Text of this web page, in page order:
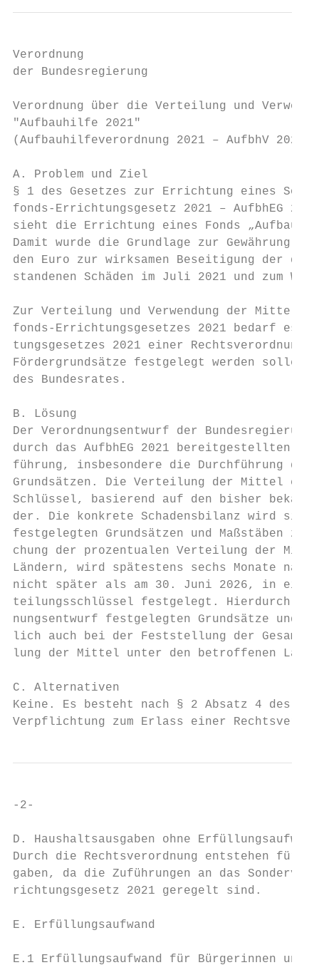
Verordnung
der Bundesregierung
Verordnung über die Verteilung und
"Aufbauhilfe 2021"
(Aufbauhilfeverordnung 2021 – AufbhV 2021)
A. Problem und Ziel
§ 1 des Gesetzes zur Errichtung eines
fonds-Errichtungsgesetz 2021 – AufbhEG
sieht die Errichtung eines Fonds
Damit wurde die Grundlage zur
den Euro zur wirksamen Beseitigung der
standenen Schäden im Juli 2021 und zum
Zur Verteilung und Verwendung der Mittel
fonds-Errichtungsgesetzes 2021 bedarf es
tungsgesetzes 2021 einer
Fördergrundsätze festgelegt werden sollen.
des Bundesrates.
B. Lösung
Der Verordnungsentwurf der
durch das AufbhEG 2021 bereitgestellten
führung, insbesondere die Durchführung
Grundsätzen. Die Verteilung der Mittel
Schlüssel, basierend auf den bisher
der. Die konkrete Schadensbilanz wird
festgelegten Grundsätzen und Maßstäben
chung der prozentualen Verteilung der
Ländern, wird spätestens sechs Monate
nicht später als am 30. Juni 2026, in einer
teilungsschlüssel festgelegt. Hierdurch
nungsentwurf festgelegten Grundsätze und
lich auch bei der Feststellung der
lung der Mittel unter den betroffenen
C. Alternativen
Keine. Es besteht nach § 2 Absatz 4 des
Verpflichtung zum Erlass einer
-2-
D. Haushaltsausgaben ohne Erfüllungsaufwand
Durch die Rechtsverordnung entstehen für
gaben, da die Zuführungen an das
richtungsgesetz 2021 geregelt sind.
E. Erfüllungsaufwand
E.1 Erfüllungsaufwand für Bürgerinnen und